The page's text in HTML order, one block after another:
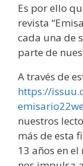
Es por ello
revista
cada una de
parte de
A través de
https://
nuestros
más de esta
13 años en